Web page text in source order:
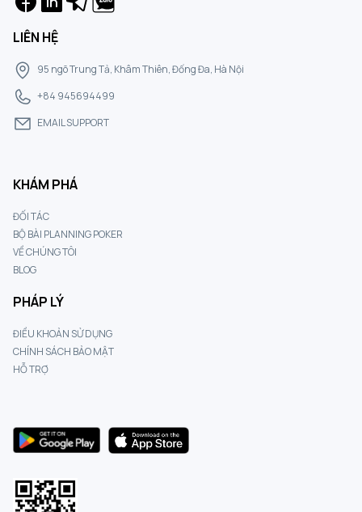
LIÊN HỆ
95 ngõ Trung Tả, Khâm Thiên, Đống Đa, Hà Nội
+84 945694499
EMAIL SUPPORT
KHÁM PHÁ
ĐỐI TÁC
BỘ BÀI PLANNING POKER
VỀ CHÚNG TÔI
BLOG
PHÁP LÝ
ĐIỀU KHOẢN SỬ DỤNG
CHÍNH SÁCH BẢO MẬT
HỖ TRỢ